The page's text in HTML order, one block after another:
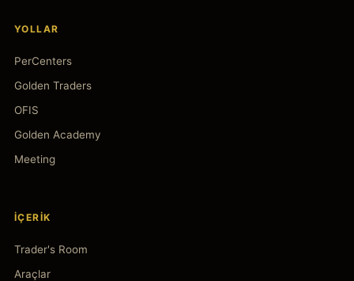
YOLLAR
PerCenters
Golden Traders
OFIS
Golden Academy
Meeting
İÇERIK
Trader's Room
Araçlar